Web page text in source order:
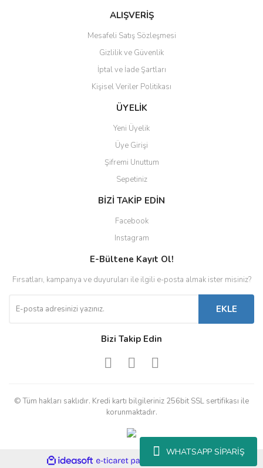
WHATSAPP SİPARİŞ
ALIŞVERİŞ
Mesafeli Satış Sözleşmesi
Gizlilik ve Güvenlik
İptal ve İade Şartları
Kişisel Veriler Politikası
ÜYELİK
Yeni Üyelik
Üye Girişi
Şifremi Unuttum
Sepetiniz
BİZİ TAKİP EDİN
Facebook
Instagram
E-Bültene Kayıt Ol!
Fırsatları, kampanya ve duyuruları ile ilgili e-posta almak ister misiniz?
EKLE
Bizi Takip Edin
© Tüm hakları saklıdır. Kredi kartı bilgileriniz 256bit SSL sertifikası ile
korunmaktadır.
ideasoft